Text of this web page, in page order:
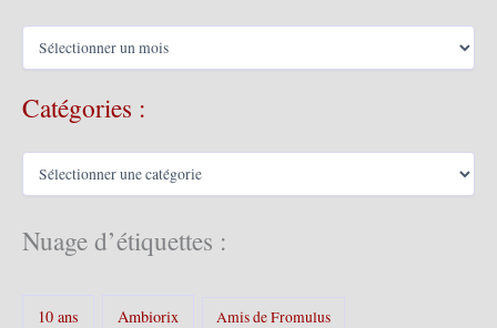
A
h
s
Catégories :
C
é
g
Nuage d’étiquettes :
10 ans Ambiorix Amis de Fromulus